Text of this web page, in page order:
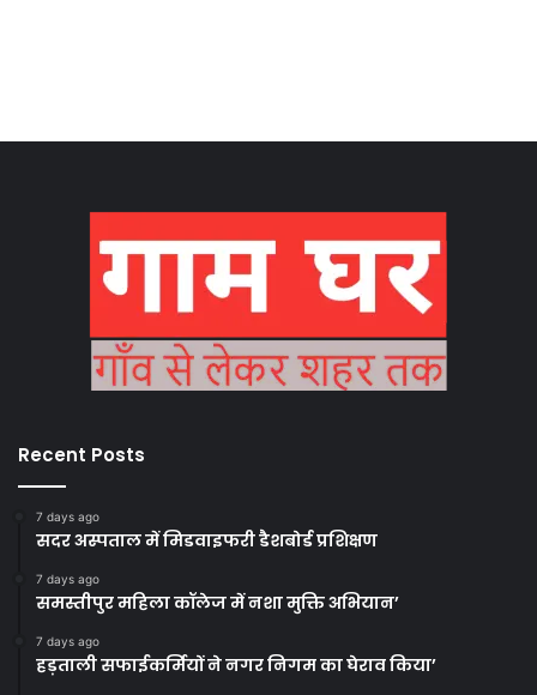
Recent Posts
7 days ago
सदर अस्पताल में मिडवाइफरी डैशबोर्ड प्रशिक्षण
7 days ago
समस्तीपुर महिला कॉलेज में नशा मुक्ति अभियान’
7 days ago
हड़ताली सफाईकर्मियों ने नगर निगम का घेराव किया’